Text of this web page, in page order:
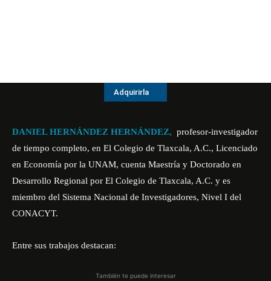
Adquirirla
DANIEL HERNÁNDEZ HERNÁNDEZ, profesor-investigador
de tiempo completo, en El Colegio de Tlaxcala, A.C., Licenciado
en Economía por la UNAM, cuenta Maestría y Doctorado en
Desarrollo Regional por El Colegio de Tlaxcala, A.C. y es
miembro del Sistema Nacional de Investigadores, Nivel I del
CONACYT.
Entre sus trabajos destacan:
También te puede interesar